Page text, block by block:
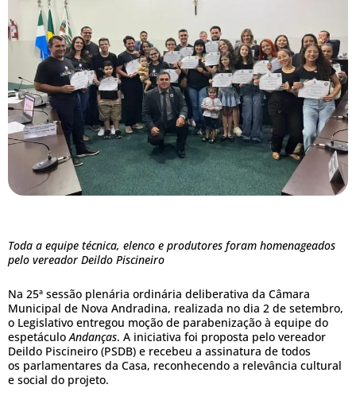
Toda a equipe técnica, elenco e produtores foram homenageados
pelo vereador Deildo Piscineiro
Na 25ª sessão plenária ordinária deliberativa da Câmara
Municipal de Nova Andradina, realizada no dia 2 de setembro,
o Legislativo entregou moção de parabenização à equipe do
espetáculo Andanças. A iniciativa foi proposta pelo vereador
Deildo Piscineiro (PSDB) e recebeu a assinatura de todos
os parlamentares da Casa, reconhecendo a relevância cultural
e social do projeto.